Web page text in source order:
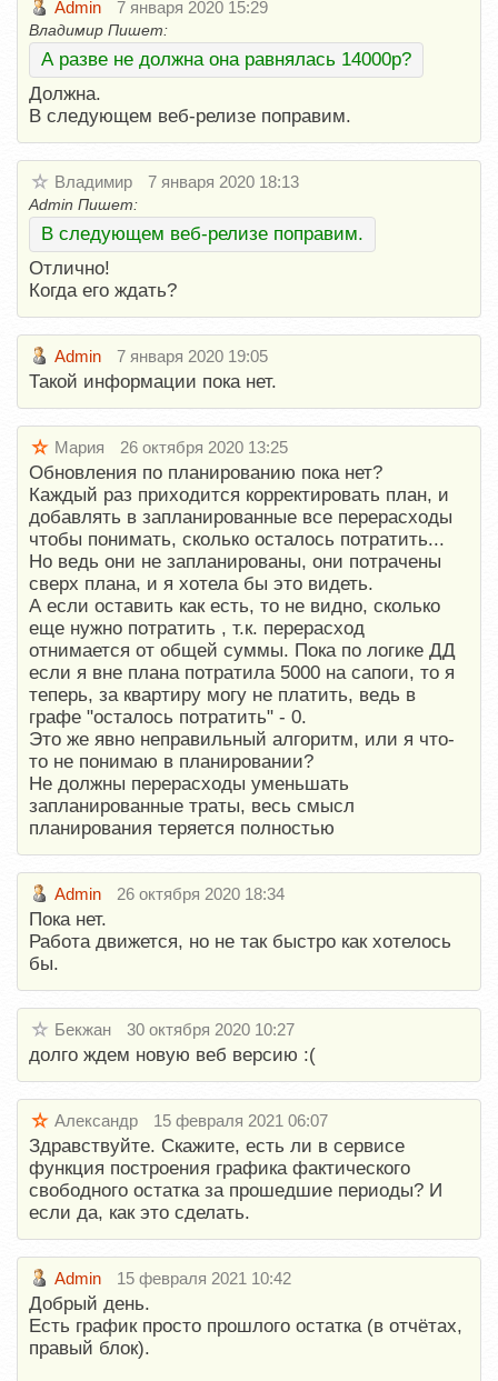
Admin 7 января 2020 15:29
Владимир Пишет:
А разве не должна она равнялась 14000р?
Должна.
В следующем веб-релизе поправим.
Владимир 7 января 2020 18:13
Admin Пишет:
В следующем веб-релизе поправим.
Отлично!
Когда его ждать?
Admin 7 января 2020 19:05
Такой информации пока нет.
Мария 26 октября 2020 13:25
Обновления по планированию пока нет?
Каждый раз приходится корректировать план, и
добавлять в запланированные все перерасходы
чтобы понимать, сколько осталось потратить...
Но ведь они не запланированы, они потрачены
сверх плана, и я хотела бы это видеть.
А если оставить как есть, то не видно, сколько
еще нужно потратить , т.к. перерасход
отнимается от общей суммы. Пока по логике ДД
если я вне плана потратила 5000 на сапоги, то я
теперь, за квартиру могу не платить, ведь в
графе "осталось потратить" - 0.
Это же явно неправильный алгоритм, или я что-
то не понимаю в планировании?
Не должны перерасходы уменьшать
запланированные траты, весь смысл
планирования теряется полностью
Admin 26 октября 2020 18:34
Пока нет.
Работа движется, но не так быстро как хотелось
бы.
Бекжан 30 октября 2020 10:27
долго ждем новую веб версию :(
Александр 15 февраля 2021 06:07
Здравствуйте. Скажите, есть ли в сервисе
функция построения графика фактического
свободного остатка за прошедшие периоды? И
если да, как это сделать.
Admin 15 февраля 2021 10:42
Добрый день.
Есть график просто прошлого остатка (в отчётах,
правый блок).